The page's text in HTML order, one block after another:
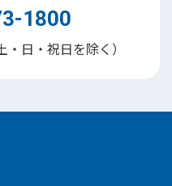
1800
日・祝日を除く）